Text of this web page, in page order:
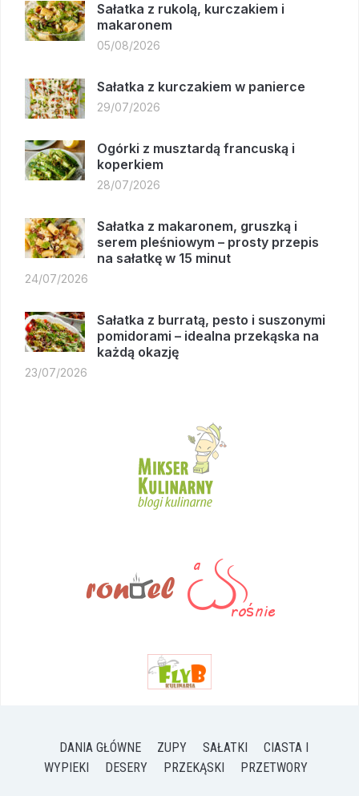
Sałatka z rukolą, kurczakiem i
makaronem
05/08/2026
Sałatka z kurczakiem w panierce
29/07/2026
Ogórki z musztardą francuską i
koperkiem
28/07/2026
Sałatka z makaronem, gruszką i
serem pleśniowym – prosty przepis
na sałatkę w 15 minut
24/07/2026
Sałatka z burratą, pesto i suszonymi
pomidorami – idealna przekąska na
każdą okazję
23/07/2026
DANIA GŁÓWNE ZUPY SAŁATKI
CIASTA I
WYPIEKI
DESERY PRZEKĄSKI PRZETWORY